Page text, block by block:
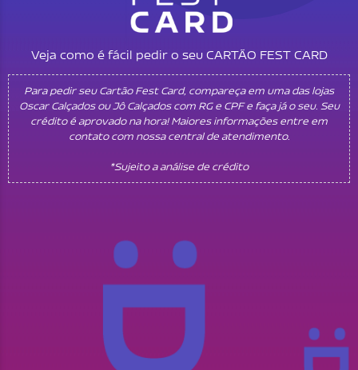
Veja como é fácil pedir o seu CARTÃO FEST CARD
Para pedir seu Cartão Fest Card, compareça em uma das lojas
Oscar Calçados ou Jô Calçados com RG e CPF e faça já o seu. Seu
crédito é aprovado na hora! Maiores informações entre em
contato com nossa central de atendimento.
*Sujeito a análise de crédito